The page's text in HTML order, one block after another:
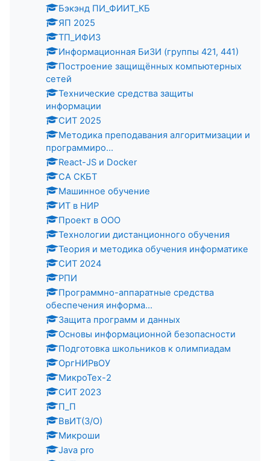
Бэкэнд ПИ_ФИИТ_КБ
ЯП 2025
ТП_ИФИЗ
Информационная БиЗИ (группы 421, 441)
Построение защищённых компьютерных
сетей
Технические средства защиты
информации
СИТ 2025
Методика преподавания алгоритмизации и
программиро...
React-JS и Docker
СА СКБТ
Машинное обучение
ИТ в НИР
Проект в ООО
Технологии дистанционного обучения
Теория и методика обучения информатике
СИТ 2024
РПИ
Программно-аппаратные средства
обеспечения информа...
Защита программ и данных
Основы информационной безопасности
Подготовка школьников к олимпиадам
ОргНИРвОУ
МикроТех-2
СИТ 2023
П_П
ВвИТ(З/О)
Микроши
Java pro